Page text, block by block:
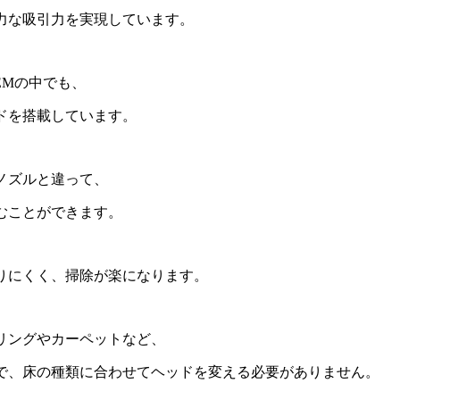
吸引力を実現しています。
の中でも、
搭載しています。
ルと違って、
とができます。
くく、掃除が楽になります。
グやカーペットなど、
床の種類に合わせてヘッドを変える必要がありません。